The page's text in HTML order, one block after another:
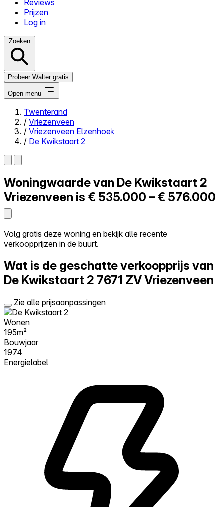
Reviews
Prijzen
Log in
Zoeken
Probeer Walter gratis
Open menu
Close menu
Zelf kopen
Alles-in-één
Reviews
Log in
Probeer Walter gratis
Twenterand
/ Vriezenveen
/ Vriezenveen Elzenhoek
/ De Kwikstaart 2
Woningwaarde van De Kwikstaart 2
Vriezenveen is € 535.000 – € 576.000
Volg gratis deze woning en bekijk alle recente
verkoopprijzen in de buurt.
Wat is de geschatte verkoopprijs van
De Kwikstaart 2 7671 ZV Vriezenveen
Zie alle prijsaanpassingen
Wonen
195m²
Bouwjaar
1974
Energielabel